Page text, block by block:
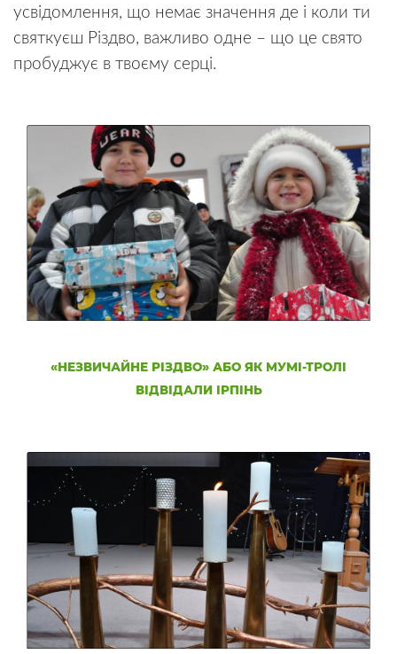
усвідомлення, що немає значення де і коли ти
святкуєш Різдво, важливо одне – що це свято
пробуджує в твоєму серці.
«НЕЗВИЧАЙНЕ РІЗДВО» АБО ЯК МУМІ-ТРОЛІ
ВІДВІДАЛИ ІРПІНЬ